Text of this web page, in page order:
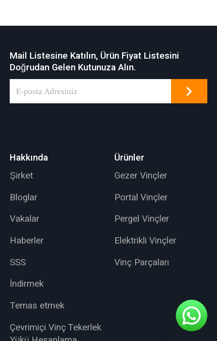
Mail Listesine Katılın, Ürün Fiyat Listesini
Doğrudan Gelen Kutunuza Alın.
Hakkında
Şirket
Bloglar
Vakalar
Haberler
SSS
İndirmek
Temas etmek
Çevrimiçi Vinç Tekerlek
Ürünler
Gezer Vinçler
Portal Vinçler
Pergel Vinçler
Elektrikli Vinçler
Vinç Parçaları